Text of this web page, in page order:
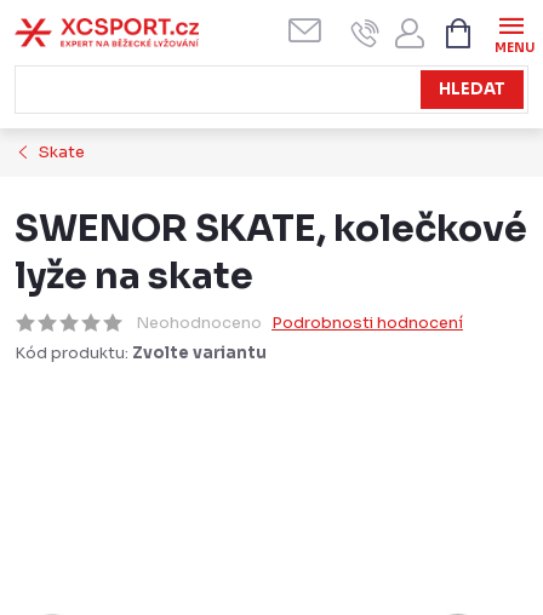
na
obsah
HLEDAT
KOŠÍK
Skate
SWENOR SKATE, kolečkové
lyže na skate
Neohodnoceno Podrobnosti hodnocení
Kód produktu: Zvolte variantu